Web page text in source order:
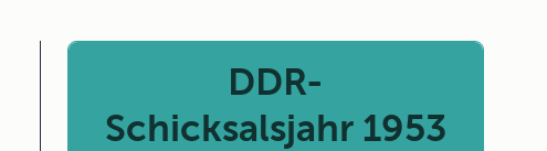
DDR-
Schicksalsjahr 1953